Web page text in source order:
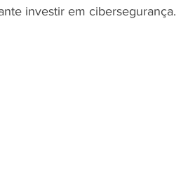
investir em cibersegurança.